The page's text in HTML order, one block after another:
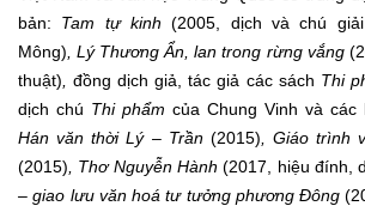
bản: Tam tự kinh(2005, dịch và chú
Mông) , Lý Thương Ẩn, lan trong rừng vắng
thuật) ,đồng dịch giả, tác giả các sách Thi
dịch chú Thi phẩm của Chung Vinh và các
Hán văn thời Lý – Trần (2015) , Giáo trình
(2015) , Thơ Nguyễn Hành(2017, hiệu đính,
– giao lưu văn hoá tư tưởng phương Đông